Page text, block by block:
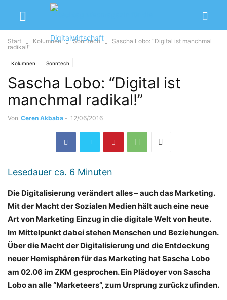
Start Kolumnen Sonntech
Sascha Lobo: “Digital ist manchmal
radikal!”
Kolumnen Sonntech
Sascha Lobo: “Digital ist
manchmal radikal!”
Von Ceren Akbaba - 12/06/2016
Lesedauer ca. 6 Minuten
Die Digitalisierung verändert alles – auch das Marketing.
Mit der Macht der Sozialen Medien hält auch eine neue
Art von Marketing Einzug in die digitale Welt von heute.
Im Mittelpunkt dabei stehen Menschen und Beziehungen.
Über die Macht der Digitalisierung und die Entdeckung
neuer Hemisphären für das Marketing hat Sascha Lobo
am 02.06 im ZKM gesprochen. Ein Plädoyer von Sascha
Lobo an alle “Marketeers”, zum Ursprung zurückzufinden.